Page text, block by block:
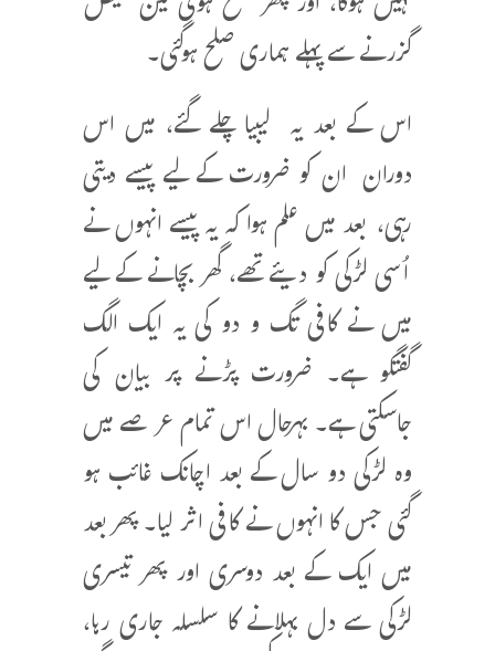
گزرنے سے پہلے ہماری صلح ہوگئی۔
اس کے بعد یہ لیبیا چلے گئے، میں اس
دوران ان کو ضرورت کے لیے پیسے دیتی
رہی، بعد میں علم ہوا کہ یہ پیسے انہوں نے
اُسی لڑکی کو دیئے تھے، گھر بچانے کے لیے
میں نے کافی تگ و دو کی یہ ایک الگ
گفتگو ہے۔ ضرورت پڑنے پر بیان کی
جاسکتی ہے۔ بہرحال اس تمام عرصے میں
وہ لڑکی دو سال کے بعد اچانک غائب ہو
گئی جس کا انہوں نے کافی اثر لیا۔ پھر بعد
میں ایک کے بعد دوسری اور پھر تیسری
لڑکی سے دل بہلانے کا سلسلہ جاری رہا،